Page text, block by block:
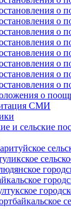
о
о
о
о
о
о
о
о
о
СМИ
и сельские